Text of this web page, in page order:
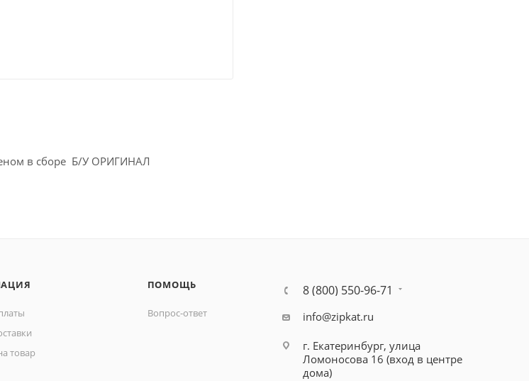
в сборе Б/У ОРИГИНАЛ
товар
ПОМОЩЬ
Вопрос-ответ
8 (800) 550-96-71
info@zipkat.ru
г. Екатеринбург, улица
Ломоносова 16 (вход в центре
дома)